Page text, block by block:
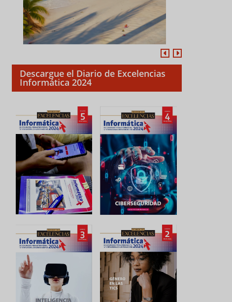
Descargue el Diario de Excelencias
Informática 2024